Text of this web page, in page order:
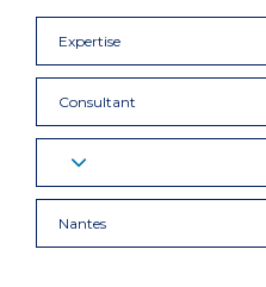
Expertise
Consultant
Nantes